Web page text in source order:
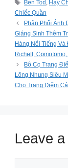
Tags
Ben Tod , Hay
Chiếc Quần
Phân Phối Ánh
Giáng Sinh Thêm
Hàng Nổi Tiếng
Richell,
Bộ Cọ Trang
Lông Nhung Siêu
Cho Trang Điểm
Leave